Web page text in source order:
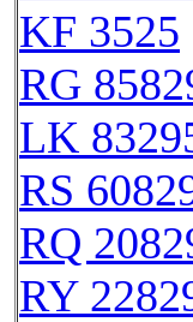
KF 3525
RG
LK
RS
RQ
RY